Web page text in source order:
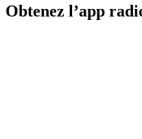
Obtenez l’app